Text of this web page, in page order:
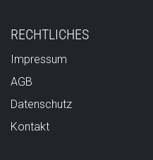
RECHTLICHES
Impressum
AGB
Datenschutz
Kontakt